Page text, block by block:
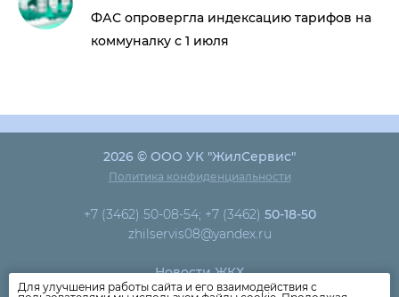
ФАС опровергла индексацию тарифов на
коммуналку с 1 июля
2026 © ООО УК "ЖилСервис"
Политика конфиденциальности
+7 (3462) 50-08-54; +7 (3462) 50-18-50
zhilservis08@yandex.ru
Новости ЖКХ
Новости компании
Для улучшения работы сайта и его взаимодействия с